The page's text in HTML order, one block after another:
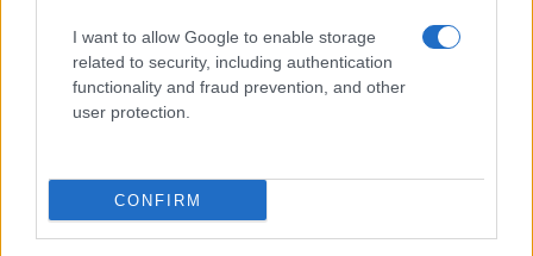
I want to allow Google to enable storage
related to security, including authentication
functionality and fraud prevention, and other
user protection.
CONFIRM
k p
Le previsioni meteo per il weekend a Olbia e in
Gallura
Michelle Hunziker in Gallura, bella anche dal
vivo: un amico vip svela come fa